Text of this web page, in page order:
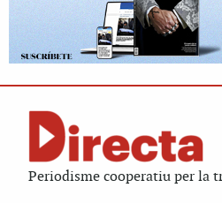
Periodisme cooperatiu per la